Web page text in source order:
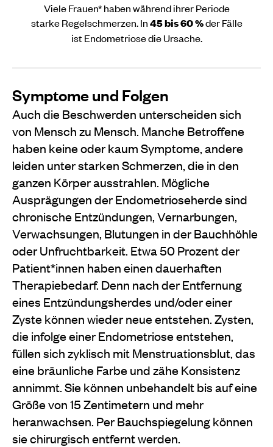
Viele Frauen* haben während ihrer Periode
starke Regelschmerzen. In45 bis 60 %der Fälle
ist Endometriose die Ursache.
Symptome und Folgen
Auch die Beschwerden unterscheiden sich
von Mensch zu Mensch. Manche Betroffene
haben keine oder kaum Symptome, andere
leiden unter starken Schmerzen, die in den
ganzen Körper ausstrahlen. Mögliche
Ausprägungender Endometrioseherde sind
chronische Entzündungen, Vernarbungen,
Verwachsungen, Blutungen in der Bauchhöhle
oder Unfruchtbarkeit. Etwa 50 Prozent der
Patient*innen haben einen dauerhaften
Therapiebedarf. Denn nach der Entfernung
eines Entzündungsherdes und/oder einer
Zyste können wieder neue entstehen. Zysten,
die infolge einer Endometriose entstehen,
füllen sich zyklisch mit Menstruationsblut, das
eine bräunliche Farbe und zähe Konsistenz
annimmt. Sie können unbehandelt bis auf eine
Größe von 15 Zentimetern und mehr
heranwachsen. Per Bauchspiegelung können
sie chirurgisch entfernt werden.